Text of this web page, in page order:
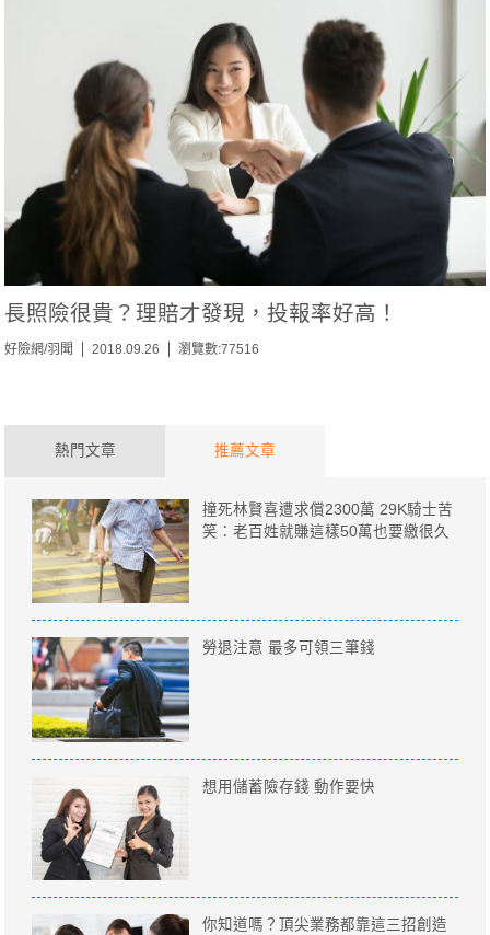
長照險很貴？理賠才發現，投報率好高！
好險網/羽聞 2018.09.26 瀏覽數:77516
熱門文章 推薦文章
撞死林賢喜遭求償2300萬 29K騎士苦
笑：老百姓就賺這樣50萬也要繳很久
勞退注意 最多可領三筆錢
想用儲蓄險存錢 動作要快
你知道嗎？頂尖業務都靠這三招創造